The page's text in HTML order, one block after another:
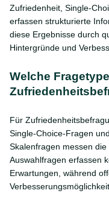
Zufriedenheit, Single-
erfassen strukturierte
diese Ergebnisse durch
Hintergründe und
Welche
Für
Single-Choice-Fragen
Skalenfragen messen
Auswahlfragen erfassen
Erwartungen, während